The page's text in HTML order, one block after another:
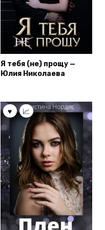
Я тебя (не) прощу —
Юлия Николаева